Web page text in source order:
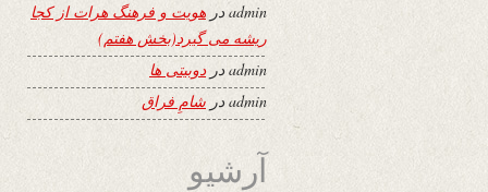
adminدر هویت و فرهنگ هرات از کجا
ریشه می گیرد(بخش هفتم)
adminدردوبیتی ها
admin در شامِ فراق
آرشیو